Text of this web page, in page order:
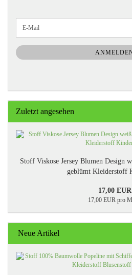
ZUR
NEWSLETTER-
ANMELDUNG
E-
Mail
Zuletzt angesehen
Stoff Viskose Jersey Blumen Design
geblümt Kleiderstoff
17,00 EUR
17,00 EUR pro
Neue Artikel